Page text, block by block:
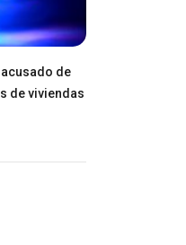
de
de viviendas